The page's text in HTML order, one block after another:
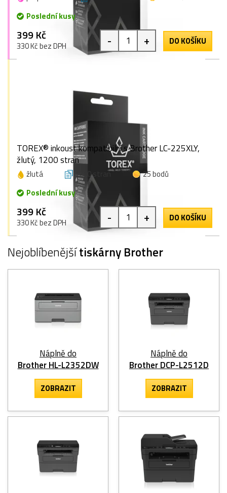
Poslední kusy
399 Kč
330 Kč bez DPH - + DO KOŠÍKU
TOREX® inkoust kompatibilní s Brother LC-225XLY,
žlutý, 1200 stran
žlutá 1200 stran
25 bodů
Poslední kusy
399 Kč
330 Kč bez DPH - + DO KOŠÍKU
Nejoblíbenějšítiskárny Brother
Náplně do
Brother HL-L2352DW
ZOBRAZIT
Náplně do
Brother DCP-L2512D
ZOBRAZIT